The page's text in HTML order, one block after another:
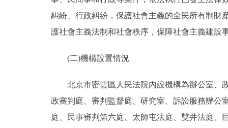
政務服務
個人服務
便民服務
仲介服務
政民互動
糾紛、行政糾紛，保護社會主義的全民所有制財
護社會主義法制和社會秩序，保障社會主義建設
(二)機構設置情況
北京市密雲區人民法院內設機構為辦公室、政
政審判庭、審判監督庭、研究室、訴訟服務辦公
庭、民事審判第六庭、太師屯法庭、雙井法庭、